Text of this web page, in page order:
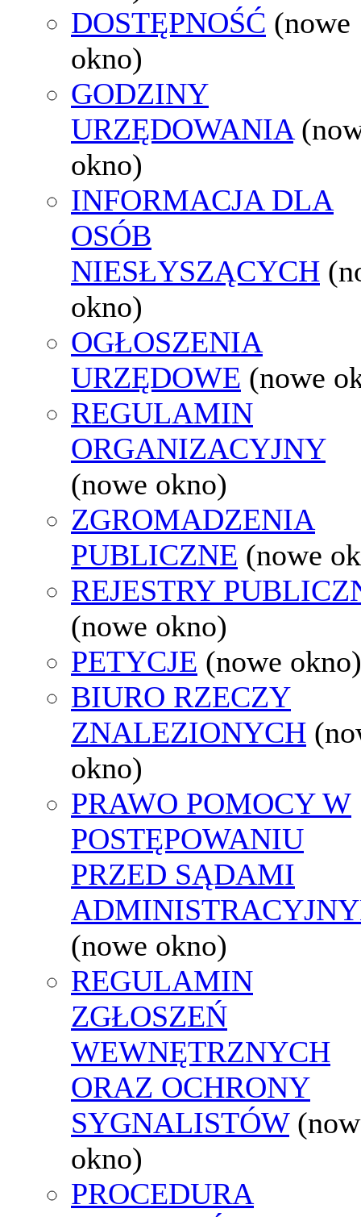
DOSTĘPNOŚĆ (nowe
okno)
GODZINY
URZĘDOWANIA
okno)
INFORMACJA DLA
OSÓB
NIESŁYSZĄCYCH
okno)
OGŁOSZENIA
URZĘDOWE (nowe
REGULAMIN
ORGANIZACYJNY
(nowe okno)
ZGROMADZENIA
PUBLICZNE (nowe
REJESTRY
(nowe okno)
PETYCJE (nowe okno)
BIURO RZECZY
ZNALEZIONYCH
okno)
PRAWO POMOCY W
POSTĘPOWANIU
PRZED SĄDAMI
(nowe okno)
REGULAMIN
ZGŁOSZEŃ
WEWNĘTRZNYCH
ORAZ OCHRONY
SYGNALISTÓW
okno)
PROCEDURA